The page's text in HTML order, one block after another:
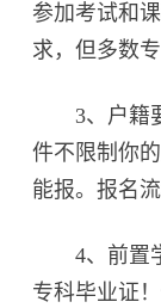
参加考试和
求，但多数
3、户籍要
件不限制你
能报。报名
4、前置学
专科毕业证